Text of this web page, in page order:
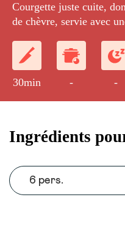
Courgette juste cuite,
de chèvre, servie avec
30min - -
Ingrédients
6 pers.